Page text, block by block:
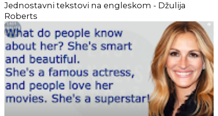
Jednostavni tekstovi na engleskom - Džulija
Roberts